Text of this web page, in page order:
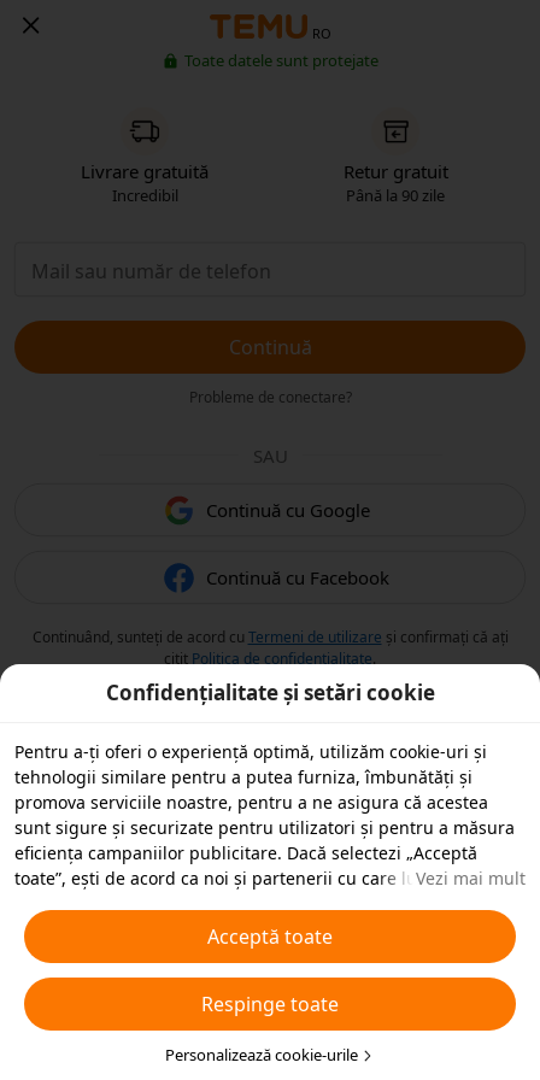
RO
Toate datele sunt protejate
Livrare gratuită
Incredibil
Retur gratuit
Până la 90 zile
Continuă
Probleme de conectare?
SAU
Continuă cu Google
Continuă cu Facebook
Continuând, sunteți de acord cu Termeni de utilizare și confirmați că ați
citit Politica de confidențialitate.
Confidențialitate și setări cookie
Pentru a-ți oferi o experiență optimă, utilizăm cookie-uri și
tehnologii similare pentru a putea furniza, îmbunătăți și
promova serviciile noastre, pentru a ne asigura că acestea
sunt sigure și securizate pentru utilizatori și pentru a măsura
eficiența campaniilor publicitare. Dacă selectezi „Acceptă
toate”, ești de acord ca noi și partenerii cu care lucrăm să
scopuri publicitare. De asemenea, poți „Respinge toate”
cookie-urile neesențiale sau poți alege ce tipuri de cookie-uri
dorești să accepți sau să dezactivezi, printr-un clic mai jos pe
„Personalizare cookie-uri” sau în orice moment în setările de
confidențialitate. Pentru mai multe detalii, veziPolitica noastră
privind cookie-urile și tehnologiile similare .
Vezi mai mult
Acceptă toate
Respinge toate
Personalizează cookie-urile